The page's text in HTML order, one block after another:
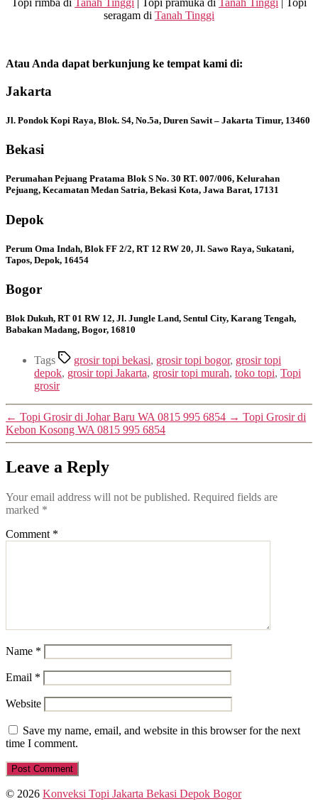
Topi rimba di Tanah Tinggi | Topi pramuka di Tanah Tinggi | Topi
seragam di Tanah Tinggi
Atau Anda dapat berkunjung ke tempat kami di:
Jakarta
Jl. Pondok Kopi Raya, Blok. S4, No.5a, Duren Sawit – Jakarta Timur, 13460
Bekasi
Perumahan Pejuang Pratama Blok S No. 30 RT. 007/006, Kelurahan
Pejuang, Kecamatan Medan Satria, Bekasi Kota, Jawa Barat, 17131
Depok
Perum Oma Indah, Blok FF 2/2, RT 12 RW 20, Jl. Sawo Raya, Sukatani,
Tapos, Depok, 16454
Bogor
Blok Dukuh, RT 01 RW 12, Jl. Jungle Land, Sentul City, Karang Tengah,
Babakan Madang, Bogor, 16810
Tags grosir topi bekasi, grosir topi bogor, grosir topi
depok, grosir topi Jakarta, grosir topi murah, toko topi, Topi
grosir
← Topi Grosir di Johar Baru WA 0815 995 6854 → Topi Grosir di
Kebon Kosong WA 0815 995 6854
Leave a Reply
Your email address will not be published. Required fields are
marked *
Comment *
Name *
Email *
Website
Save my name, email, and website in this browser for the next
time I comment.
© 2026 Konveksi Topi Jakarta Bekasi Depok Bogor